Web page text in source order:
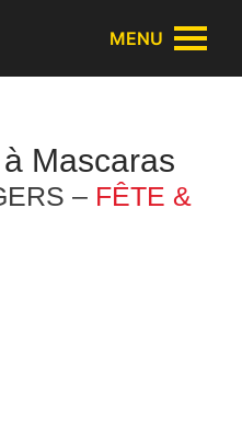
MENU
Mascaras
– FÊTE &